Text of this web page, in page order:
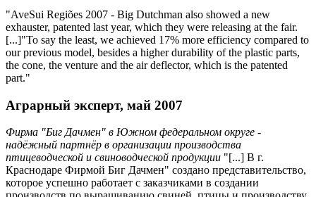
"AveSui Regiões 2007 - Big Dutchman also showed a new
exhauster, patented last year, which they were releasing at the fair.
[...]"To say the least, we achieved 17% more efficiency compared to
our previous model, besides a higher durability of the plastic parts,
the cone, the venture and the air deflector, which is the patented
part."
Аграрный эксперт, май 2007
Фирма "Биг Дачмен" в Южном федеральном округе -
надёжный партнёр в организации производства
птицеводческой и свиноводческой продукции "[...] В г.
Краснодаре Фирмой Биг Дачмен" создано представительство,
которое успешно работает с заказчиками в создании